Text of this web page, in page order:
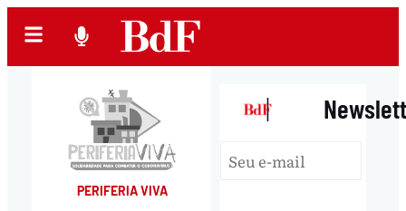
PERIFERIA VIVA
|